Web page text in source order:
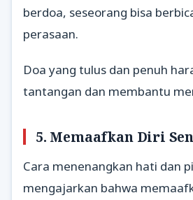
berdoa, seseorang bisa
perasaan.
Doa yang tulus dan penuh
tantangan dan membantu
5. Memaafkan Diri
Cara menenangkan hati dan
mengajarkan bahwa